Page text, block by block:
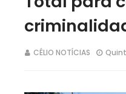
CÉLIO NOTÍCIAS